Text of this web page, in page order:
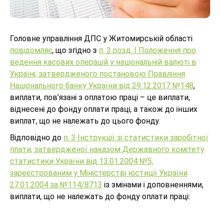
Головне управління ДПС у Житомирській області
повідомляє, що згідно з п. 3 розд. І Положення про
ведення касових операцій у національній валюті в
Україні, затвердженого постановою Правління
Національного банку України від 29.12.2017 №148,
виплати, пов’язані з оплатою праці – це виплати,
віднесені до фонду оплати праці, а також до інших
виплат, що не належать до цього фонду.
Відповідно до п. 3 Інструкції зі статистики заробітної
плати, затвердженої наказом Державного комітету
статистики України від 13.01.2004 №5,
зареєстрованим у Міністерстві юстиції України
27.01.2004 за №114/8713 із змінами і доповненнями,
виплати, що не належать до фонду оплати праці: